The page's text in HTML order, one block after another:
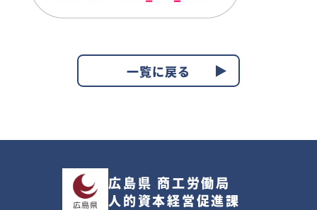
一覧に戻る
広島県 商工労働局
人的資本経営促進課